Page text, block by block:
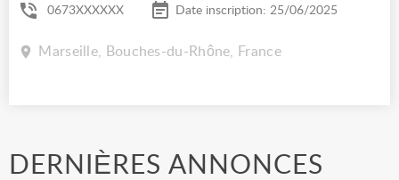
0673XXXXXX Date inscription: 25/06/2025
Marseille, Bouches-du-Rhône, France
DERNIÈRES ANNONCES